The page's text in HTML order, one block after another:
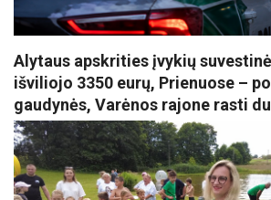
Alytaus apskrities įvykių
išviliojo 3350 eurų, Prienuose –
gaudynės, Varėnos rajone rasti